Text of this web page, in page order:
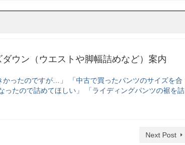
ウン（ウエストや脚幅詰めなど）案内
かったのですが…」 「中古で買ったパンツのサイズを合
ったので詰めてほしい」 「ライディングパンツの裾を詰
Next Post